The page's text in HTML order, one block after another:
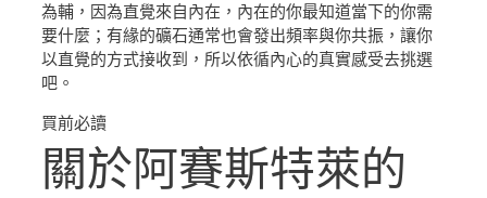
為輔，因為直覺來自內在，內在的你最知道當下的你需
要什麼；有緣的礦石通常也會發出頻率與你共振，讓你
以直覺的方式接收到，所以依循內心的真實感受去挑選
吧。
買前必讀
關於阿賽斯特萊的